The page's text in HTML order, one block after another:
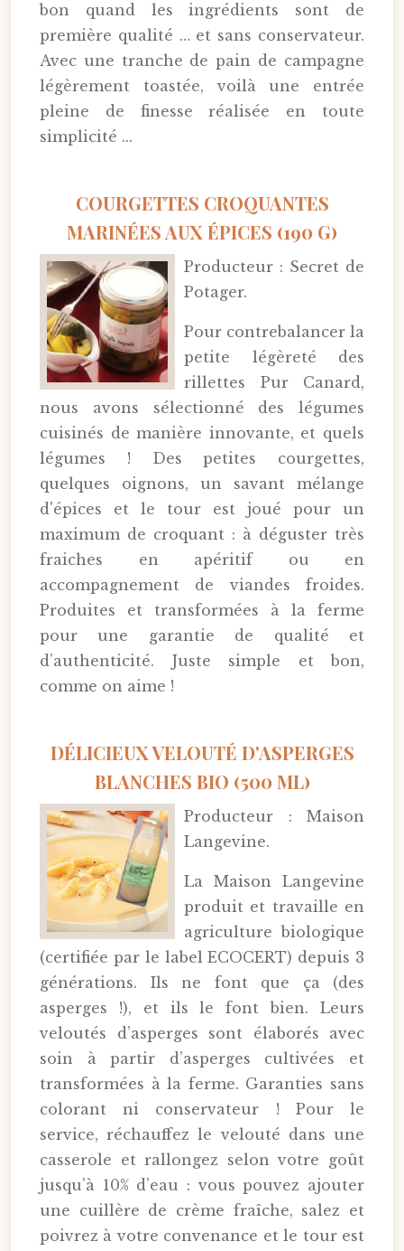
bon quand les ingrédients sont de
première qualité … et sans conservateur.
Avec une tranche de pain de campagne
légèrement toastée, voilà une entrée
pleine de finesse réalisée en toute
simplicité ...
COURGETTES CROQUANTES
MARINÉES AUX ÉPICES (190 G)
Producteur : Secret de
Potager.
Pour contrebalancer la
petite légèreté des
rillettes Pur Canard,
nous avons sélectionné des légumes
cuisinés de manière innovante, et quels
légumes ! Des petites courgettes,
quelques oignons, un savant mélange
d'épices et le tour est joué pour un
maximum de croquant : à déguster très
fraiches en apéritif ou en
accompagnement de viandes froides.
Produites et transformées à la ferme
pour une garantie de qualité et
d’authenticité. Juste simple et bon,
comme on aime !
DÉLICIEUX VELOUTÉ D'ASPERGES
BLANCHES BIO (500 ML)
Producteur : Maison
Langevine.
La Maison Langevine
produit et travaille en
agriculture biologique
(certifiée par le label ECOCERT) depuis 3
générations. Ils ne font que ça (des
asperges !), et ils le font bien. Leurs
veloutés d’asperges sont élaborés avec
soin à partir d’asperges cultivées et
transformées à la ferme. Garanties sans
colorant ni conservateur ! Pour le
service, réchauffez le velouté dans une
casserole et rallongez selon votre goût
jusqu’à 10% d’eau : vous pouvez ajouter
une cuillère de crème fraîche, salez et
poivrez à votre convenance et le tour est